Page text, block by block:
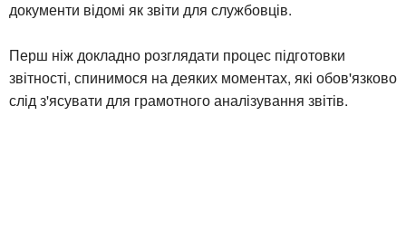
документи відомі як звіти для службовців.
Перш ніж докладно розглядати процес підготовки
звітності, спинимося на деяких моментах, які обов'язково
слід з'ясувати для грамотного аналізування звітів.